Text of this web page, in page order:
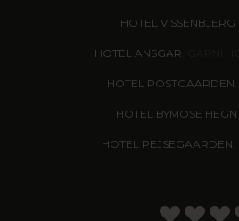
HOTEL
HOTEL ANSGAR
HOTEL POSTGAARDEN
HOTEL BYMOSE HEGN
HOTEL PEJSEGAARDEN